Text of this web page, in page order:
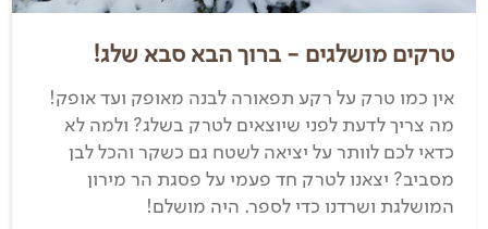
טרקים מושלגים - ברוך הבא סבא שלג!
אין כמו טרק על רקע תפאורה לבנה מאופק ועד אופק!
מה צריך לדעת לפני שיוצאים לטרק בשלג? ולמה לא
כדאי לכם לוותר על יציאה לשטח גם כשקר והכל לבן
מסביב? יצאנו לטרק חד פעמי על פסגת הר מירון
המושלגת ושרדנו כדי לספר. היה מושלם!